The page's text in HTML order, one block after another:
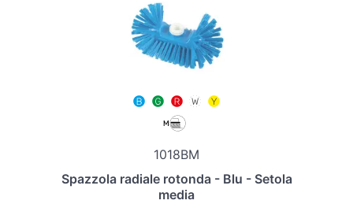
1018BM
Spazzola radiale rotonda - Blu - Setola
media